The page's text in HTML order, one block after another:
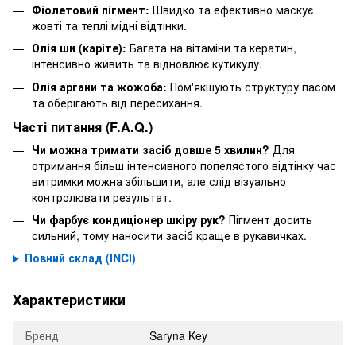
Фіолетовий пігмент: Швидко та ефективно маскує
жовті та теплі мідні відтінки.
Олія ши (каріте): Багата на вітаміни та кератин,
інтенсивно живить та відновлює кутикулу.
Олія аргани та жожоба: Пом'якшують структуру пасом
та оберігають від пересихання.
Часті питання (F.A.Q.)
Чи можна тримати засіб довше 5 хвилин? Для
отримання більш інтенсивного попелястого відтінку час
витримки можна збільшити, але слід візуально
контролювати результат.
Чи фарбує кондиціонер шкіру рук? Пігмент досить
сильний, тому наносити засіб краще в рукавичках.
Повний склад (INCI)
Характеристики
Бренд
Saryna Key